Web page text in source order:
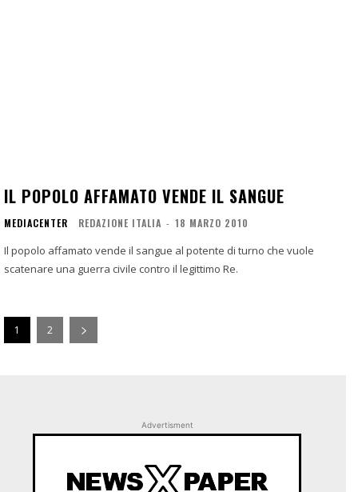
IL POPOLO AFFAMATO VENDE IL SANGUE
MEDIACENTER REDAZIONE ITALIA - 18 MARZO 2010
Il popolo affamato vende il sangue al potente di turno che vuole
scatenare una guerra civile contro il legittimo Re.
1 2
Advertisment